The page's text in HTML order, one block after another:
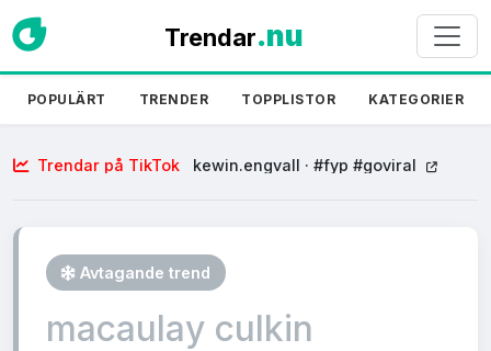
Trendar.nu
POPULÄRT TRENDER TOPPLISTOR KATEGORIER
Trendar på TikTok kewin.engvall · #fyp #goviral
Avtagande trend
macaulay culkin